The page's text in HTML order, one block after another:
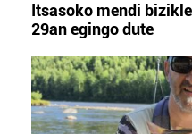
Itsasoko mendi
29an egingo dute